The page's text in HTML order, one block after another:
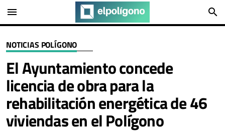
menu search
NOTICIAS POLÍGONO
El Ayuntamiento concede
licencia de obra para la
rehabilitación energética de 46
viviendas en el Polígono